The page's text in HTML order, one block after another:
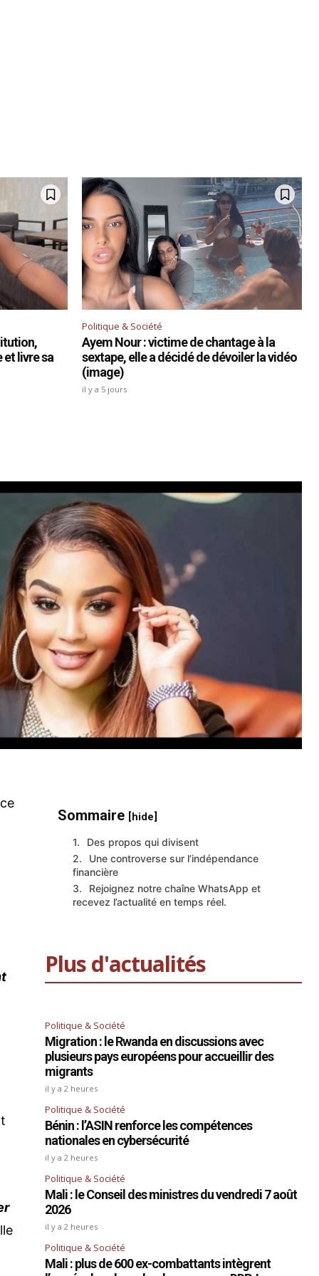
et livre sa
Politique & Société
Ayem Nour : victime de chantage à la
sextape, elle a décidé de dévoiler la vidéo
(image)
il y a 5 jours